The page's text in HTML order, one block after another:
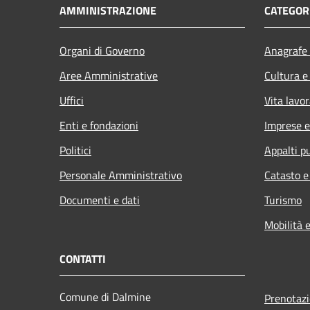
AMMINISTRAZIONE
Organi di Governo
Aree Amministrative
Uffici
Enti e fondazioni
Politici
Personale Amministrativo
Documenti e dati
Cultura
Vita
Imprese
Appalti
Catasto
Turismo
Mobilità
CONTATTI
Comune di Dalmine